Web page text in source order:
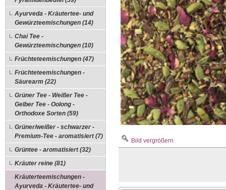
Ayurveda - Kräutertee- und
Gewürzteemischungen (14)
Chai Tee -
Gewürzteemischungen (10)
Früchteteemischungen (47)
Früchteteemischungen -
Säurearm (22)
Grüner Tee - Weißer Tee -
Gelber Tee - Oolong -
Orthodoxe Sorten (59)
Grüner/weißer - schwarzer -
Premium-Tee - aromatisiert (7)
Grüntee - aromatisiert (32)
Kräuter reine (81)
Kräuterteemischungen -
Ayurveda - Kräutertee- und
Bild vergrößern